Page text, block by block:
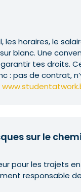
les horaires, le
blanc. Une
tes droits.
: pas de contrat,
sur le
pour les trajets
responsable